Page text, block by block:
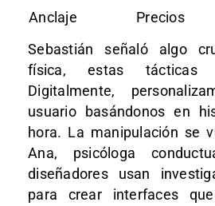
Anclaje
Precios
Sebastián señaló algo
física, estas tácticas
Digitalmente,
usuario basándonos en
hora. La manipulación se
Ana, psicóloga
diseñadores usan
para crear interfaces